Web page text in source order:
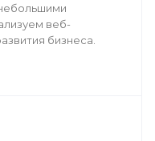
веб-
бизнеса.